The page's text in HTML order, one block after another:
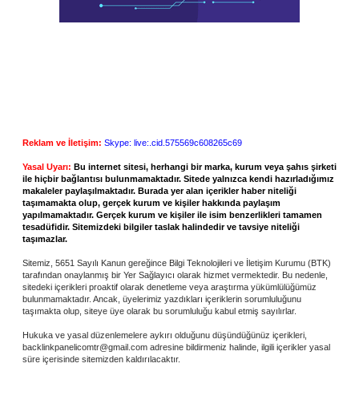
Reklam ve İletişim: Skype: live:.cid.575569c608265c69
Yasal Uyarı: Bu internet sitesi, herhangi bir marka, kurum veya şahıs şirketi
ile hiçbir bağlantısı bulunmamaktadır. Sitede yalnızca kendi hazırladığımız
makaleler paylaşılmaktadır. Burada yer alan içerikler haber niteliği
taşımamakta olup, gerçek kurum ve kişiler hakkında paylaşım
yapılmamaktadır. Gerçek kurum ve kişiler ile isim benzerlikleri tamamen
tesadüfidir. Sitemizdeki bilgiler taslak halindedir ve tavsiye niteliği
taşımazlar.
Sitemiz, 5651 Sayılı Kanun gereğince Bilgi Teknolojileri ve İletişim Kurumu (BTK)
tarafından onaylanmış bir Yer Sağlayıcı olarak hizmet vermektedir. Bu nedenle,
sitedeki içerikleri proaktif olarak denetleme veya araştırma yükümlülüğümüz
bulunmamaktadır. Ancak, üyelerimiz yazdıkları içeriklerin sorumluluğunu
taşımakta olup, siteye üye olarak bu sorumluluğu kabul etmiş sayılırlar.
Hukuka ve yasal düzenlemelere aykırı olduğunu düşündüğünüz içerikleri,
backlinkpanelicomtr@gmail.com adresine bildirmeniz halinde, ilgili içerikler yasal
süre içerisinde sitemizden kaldırılacaktır.